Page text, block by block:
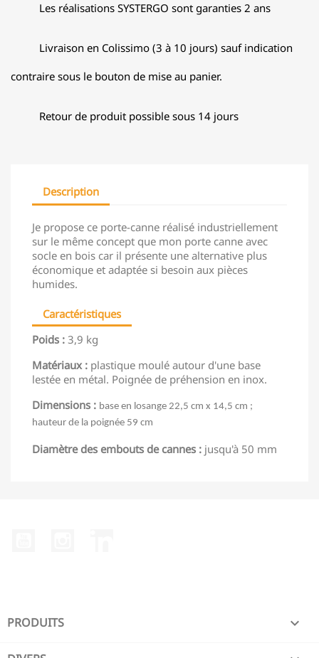
Les réalisations SYSTERGO sont garanties 2 ans
Livraison en Colissimo (3 à 10 jours) sauf indication
contraire sous le bouton de mise au panier.
Retour de produit possible sous 14 jours
Description
Je propose ce porte-canne réalisé industriellement
sur le même concept que mon porte canne avec
socle en bois car il présente une alternative plus
économique et adaptée si besoin aux pièces
humides.
Caractéristiques
Poids : 3,9 kg
Matériaux : plastique moulé autour d'une base
lestée en métal. Poignée de préhension en inox.
Dimensions : base en losange 22,5 cm x 14,5 cm ;
hauteur de la poignée 59 cm
Diamètre des embouts de cannes : jusqu'à 50 mm
PRODUITS 